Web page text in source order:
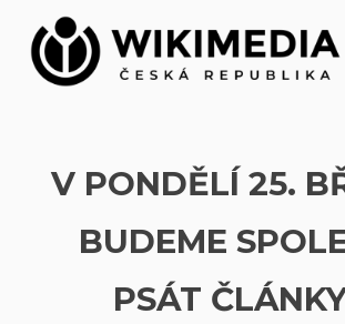
Přeskočit
obsah
V PONDĚLÍ 25.
BUDEME
PSÁT